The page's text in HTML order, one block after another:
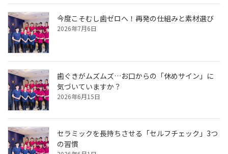
今度こそむし歯ゼロへ！再発の仕組みと素材選び
2026年7月6日
歯ぐきがムズムズ…お口からの「休めサイン」に
気づいていますか？
2026年6月15日
セラミックを長持ちさせる「セルフチェック」3つ
の習慣